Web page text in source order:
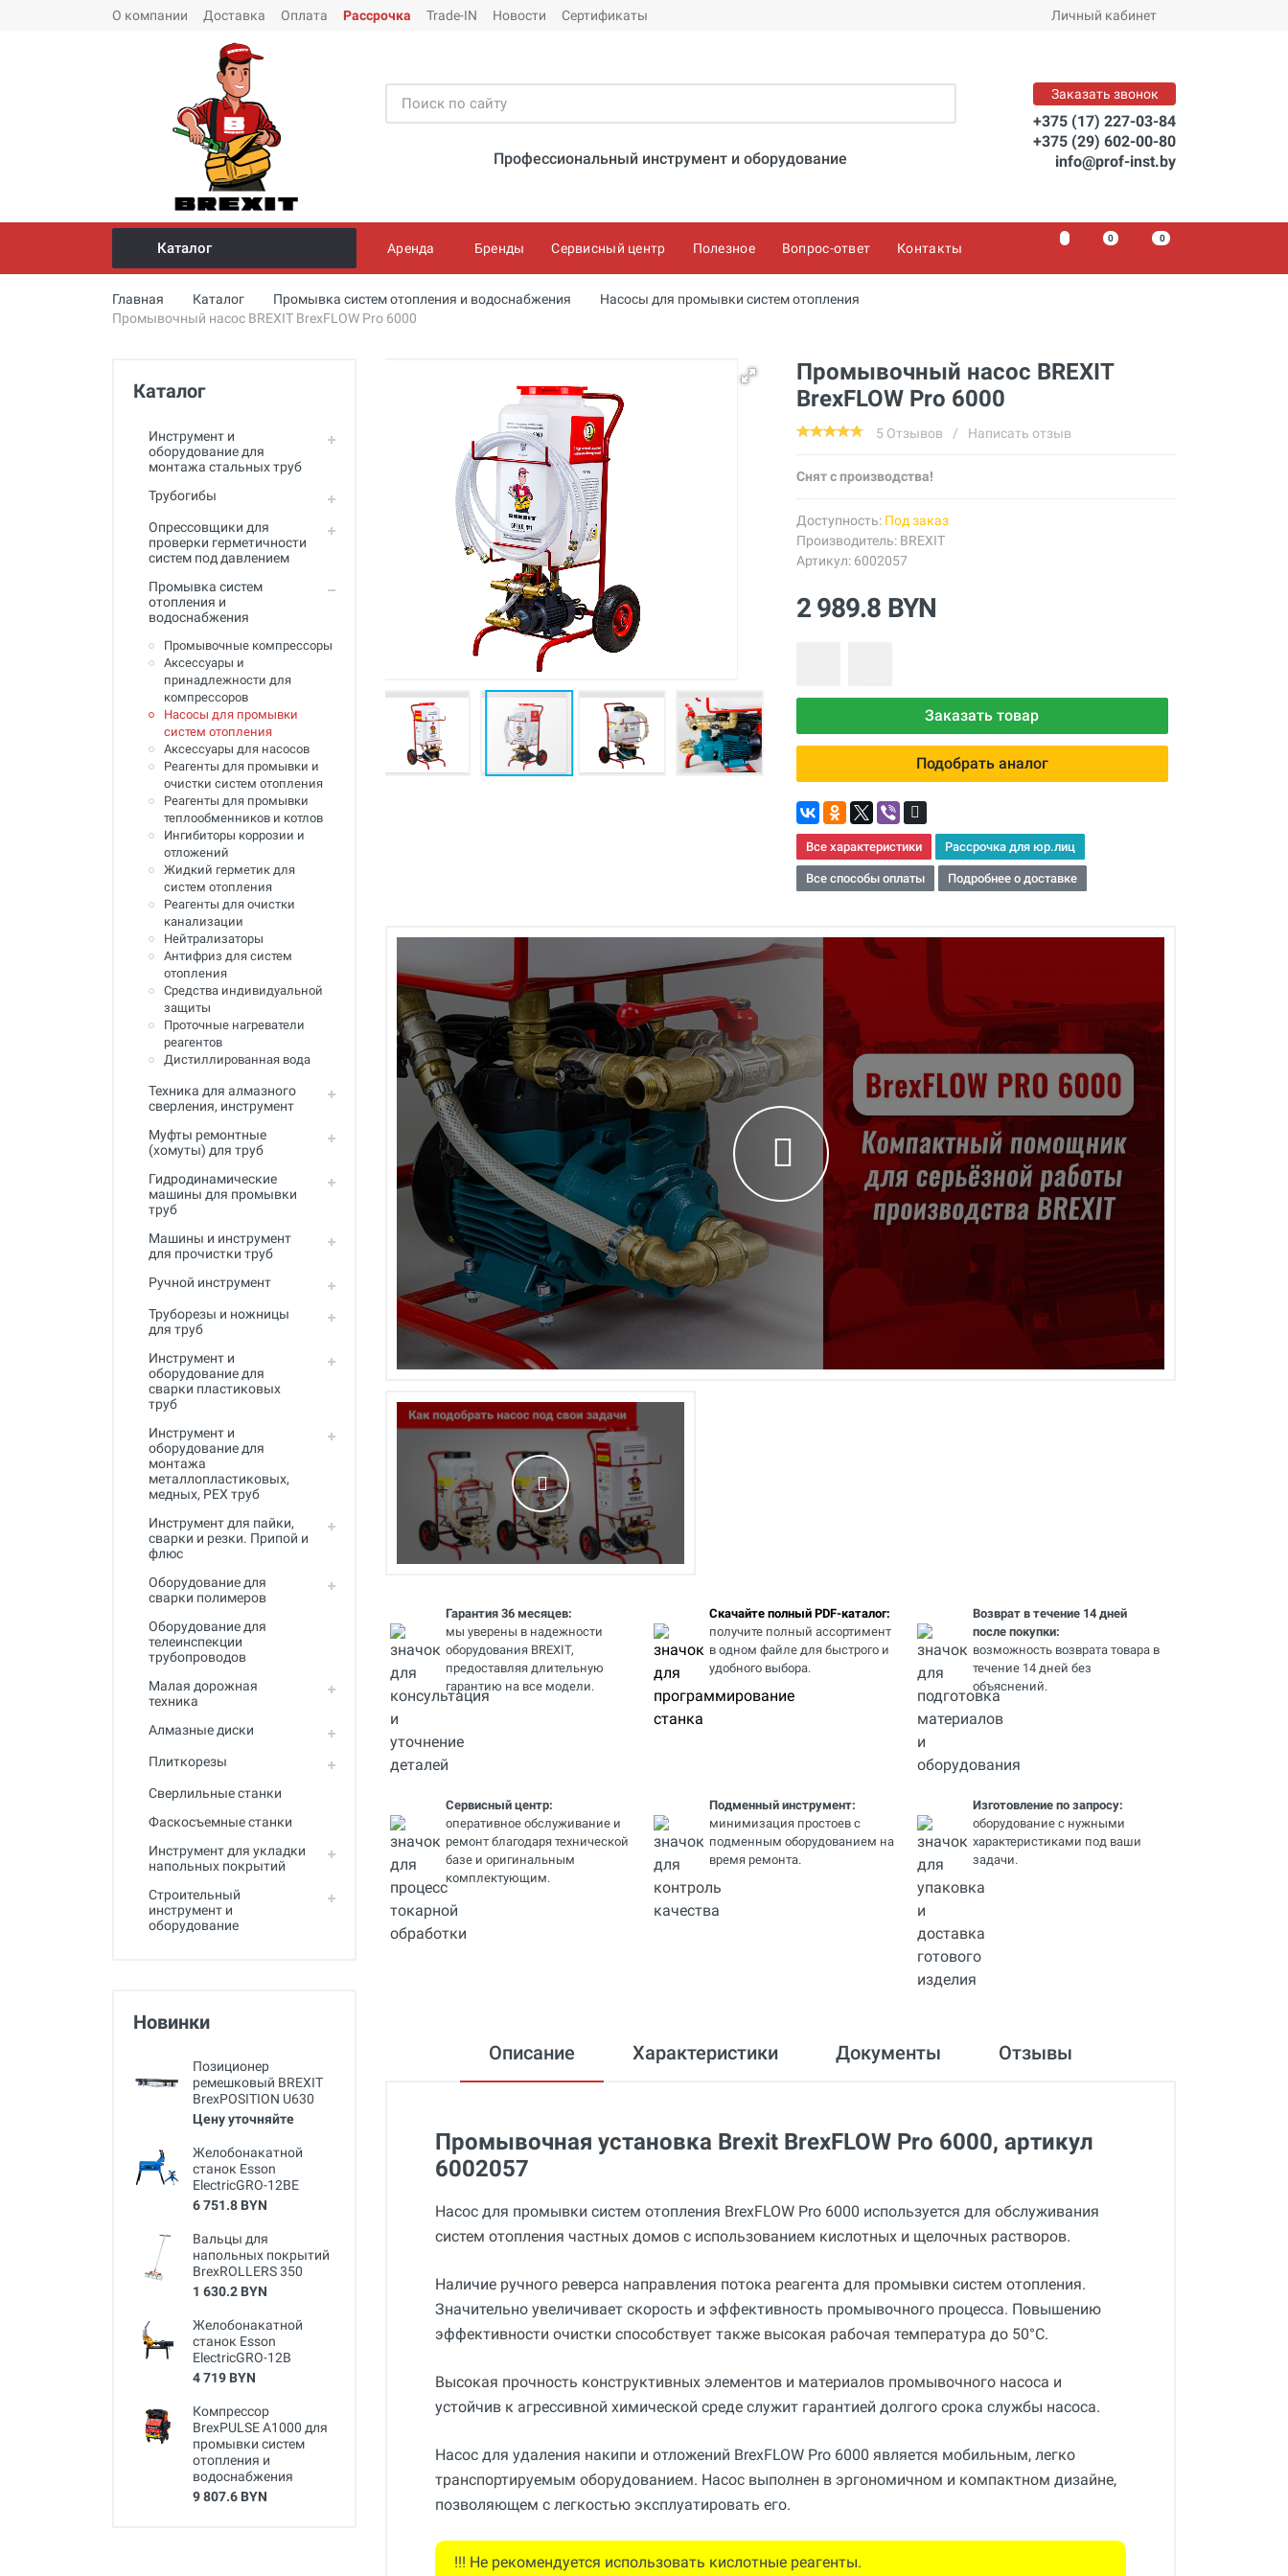
О компании Доставка Оплата Рассрочка Trade-IN Новости Сертификаты Личный кабинет
Профессиональный инструмент и оборудование
Заказать звонок
+375 (17) 227-03-84
+375 (29) 602-00-80
info@prof-inst.by
Инструмент и оборудование для
монтажа стальных труб
герметичности систем под
Промывка систем отопления и
водоснабжения
Техника для алмазного
сверления, инструмент
Муфты ремонтные (хомуты) для
труб
Гидродинамические машины
для промывки труб
Машины и инструмент для
прочистки труб
Ручной инструмент
Труборезы и ножницы для труб
Инструмент и оборудование для
сварки пластиковых труб
Инструмент и оборудование для
монтажа металлопластиковых,
медных, PEX труб
Инструмент для пайки, сварки и
резки. Припой и флюс
Оборудование для сварки
полимеров
Оборудование для
телеинспекции трубопроводов
Малая дорожная техника
Алмазные диски
Плиткорезы
Сверлильные станки
Фаскосъемные станки
Инструмент для укладки
напольных покрытий
Строительный инструмент и
оборудование
Каталог Аренда Бренды Сервисный центр Полезное Вопрос-ответ Контакты
0 00
Главная Каталог Промывка систем отопления и водоснабжения
Насосы для промывки систем отопления
Промывочный насос BREXIT BrexFLOW Pro 6000
Каталог
Инструмент и
оборудование для
монтажа стальных труб
Трубогибы
Опрессовщики для
проверки герметичности
систем под давлением
Промывка систем
отопления и
водоснабжения
Промывочные компрессоры
Аксессуары и
принадлежности для
компрессоров
Насосы для промывки
систем отопления
Аксессуары для насосов
Реагенты для промывки и
очистки систем отопления
Реагенты для промывки
теплообменников и котлов
Ингибиторы коррозии и
отложений
Жидкий герметик для
систем отопления
Реагенты для очистки
канализации
Нейтрализаторы
Антифриз для систем
отопления
Средства индивидуальной
защиты
Проточные нагреватели
реагентов
Дистиллированная вода
Техника для алмазного
сверления, инструмент
Муфты ремонтные
(хомуты) для труб
Гидродинамические
машины для промывки
труб
Машины и инструмент
для прочистки труб
Ручной инструмент
Труборезы и ножницы
для труб
Инструмент и
оборудование для
сварки пластиковых
труб
Инструмент и
оборудование для
монтажа
металлопластиковых,
медных, PEX труб
Инструмент для пайки,
сварки и резки. Припой и
флюс
Оборудование для
сварки полимеров
Оборудование для
телеинспекции
трубопроводов
Малая дорожная
техника
Алмазные диски
Плиткорезы
Сверлильные станки
Фаскосъемные станки
Инструмент для укладки
напольных покрытий
Строительный
инструмент и
оборудование
Новинки
Позиционер
ремешковый BREXIT
BrexPOSITION U630
Цену уточняйте
Желобонакатной
станок Esson
ElectricGRO-12BE
6 751.8 BYN
Вальцы для
напольных покрытий
BrexROLLERS 350
1 630.2 BYN
Желобонакатной
станок Esson
ElectricGRO-12B
4 719 BYN
Компрессор
BrexPULSE A1000 для
промывки систем
отопления и
водоснабжения
9 807.6 BYN
Промывочный насос BREXIT
BrexFLOW Pro 6000
5 Отзывов / Написать отзыв
Снят с производства!
Доступность: Под заказ
Производитель: BREXIT
Артикул: 6002057
2 989.8 BYN
Заказать товар
Подобрать аналог
Все характеристики Рассрочка для юр.лиц
Все способы оплаты Подробнее о доставке
Гарантия 36 месяцев:
мы уверены в надежности
оборудования BREXIT,
предоставляя длительную
гарантию на все модели.
Скачайте полный PDF-каталог:
получите полный ассортимент
в одном файле для быстрого и
удобного выбора.
Возврат в течение 14 дней
после покупки:
возможность возврата товара в
течение 14 дней без
объяснений.
Сервисный центр:
оперативное обслуживание и
ремонт благодаря технической
базе и оригинальным
комплектующим.
Подменный инструмент:
минимизация простоев с
подменным оборудованием на
время ремонта.
Изготовление по запросу:
оборудование с нужными
характеристиками под ваши
задачи.
Описание Характеристики Документы Отзывы
Промывочная установка Brexit BrexFLOW Pro 6000, артикул
6002057
Насос для промывки систем отопления BrexFLOW Pro 6000 используется для обслуживания
систем отопления частных домов с использованием кислотных и щелочных растворов.
Наличие ручного реверса направления потока реагента для промывки систем отопления.
Значительно увеличивает скорость и эффективность промывочного процесса. Повышению
эффективности очистки способствует также высокая рабочая температура до 50°С.
Высокая прочность конструктивных элементов и материалов промывочного насоса и
устойчив к агрессивной химической среде служит гарантией долгого срока службы насоса.
Насос для удаления накипи и отложений BrexFLOW Pro 6000 является мобильным, легко
транспортируемым оборудованием. Насос выполнен в эргономичном и компактном дизайне,
позволяющем с легкостью эксплуатировать его.
!!! Не рекомендуется использовать кислотные реагенты.